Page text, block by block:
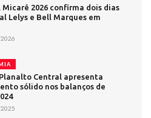
Micarê 2026 confirma dois dias
Lelys e Bell Marques em
Central apresenta
sólido nos balanços de